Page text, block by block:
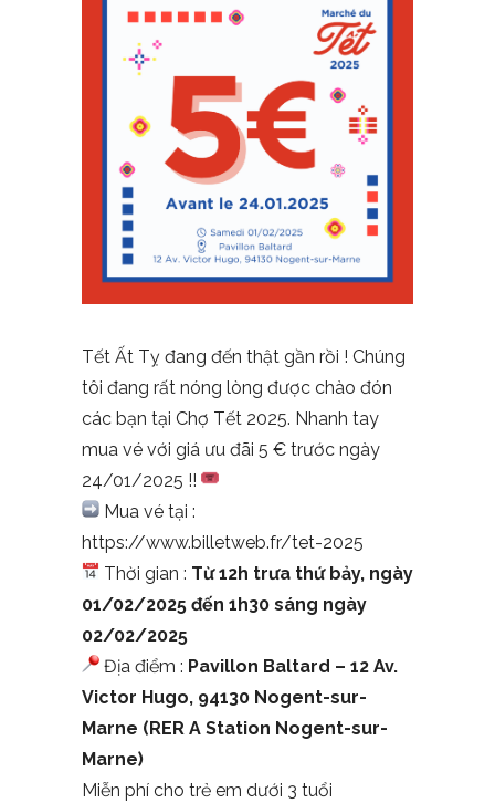
Tết Ất Tỵ đang đến thật gần rồi ! Chúng
tôi đang rất nóng lòng được chào đón
các bạn tại Chợ Tết 2025. Nhanh tay
mua vé với giá ưu đãi 5 € trước ngày
24/01/2025 !!
Mua vé tại :
https://www.billetweb.fr/tet-2025
Thời gian : Từ 12h trưa thứ bảy, ngày
01/02/2025 đến 1h30 sáng ngày
02/02/2025
Địa điểm : Pavillon Baltard – 12 Av.
Victor Hugo, 94130 Nogent-sur-
Marne (RER A Station Nogent-sur-
Marne)
Miễn phí cho trẻ em dưới 3 tuổi